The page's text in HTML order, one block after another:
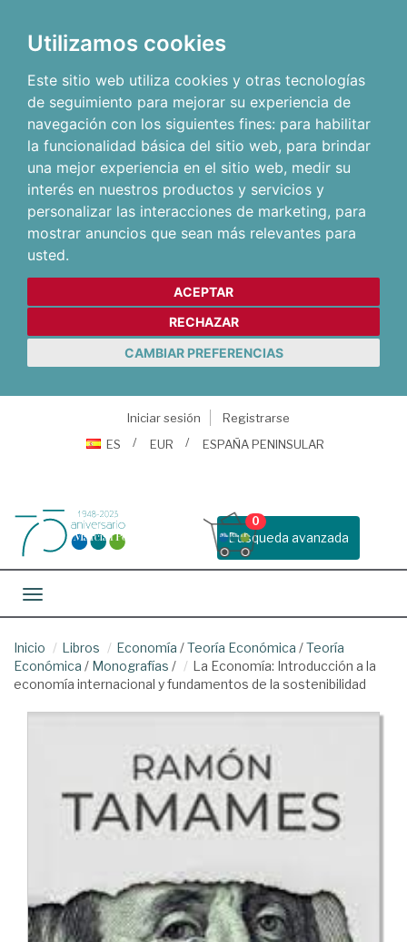
Utilizamos cookies
Este sitio web utiliza cookies y otras tecnologías
de seguimiento para mejorar su experiencia de
navegación con los siguientes fines: para habilitar
la funcionalidad básica del sitio web, para brindar
una mejor experiencia en el sitio web, medir su
interés en nuestros productos y servicios y
personalizar las interacciones de marketing, para
mostrar anuncios que sean más relevantes para
usted.
ACEPTAR
RECHAZAR
CAMBIAR PREFERENCIAS
Iniciar sesión
Registrarse
ES
EUR ESPAÑA PENINSULAR
Busqueda avanzada
0
Toggle navigation
Inicio Libros Economía /Teoría Económica /Teoría
Económica / Monografías /
La Economía: Introducción a la
economía internacional y fundamentos de la sostenibilidad